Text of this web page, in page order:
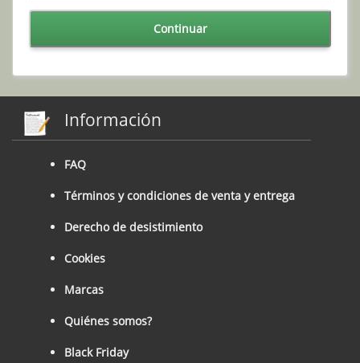
Continuar
Información
FAQ
Términos y condiciones de venta y entrega
Derecho de desistimiento
Cookies
Marcas
Quiénes somos?
Black Friday